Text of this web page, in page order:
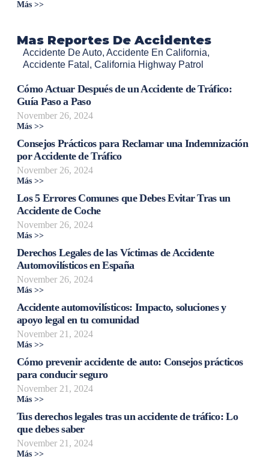
Más >>
Mas Reportes De Accidentes
Accidente De Auto, Accidente En California,
Accidente Fatal , California Highway Patrol
Cómo Actuar Después de un Accidente de Tráfico:
Guía Paso a Paso
November 26, 2024
Más >>
Consejos Prácticos para Reclamar una Indemnización
por Accidente de Tráfico
November 26, 2024
Más >>
Los 5 Errores Comunes que Debes Evitar Tras un
Accidente de Coche
November 26, 2024
Más >>
Derechos Legales de las Víctimas de Accidente
Automovilísticos en España
November 26, 2024
Más >>
Accidente automovilísticos: Impacto, soluciones y
apoyo legal en tu comunidad
November 21, 2024
Más >>
Cómo prevenir accidente de auto: Consejos prácticos
para conducir seguro
November 21, 2024
Más >>
Tus derechos legales tras un accidente de tráfico: Lo
que debes saber
November 21, 2024
Más >>